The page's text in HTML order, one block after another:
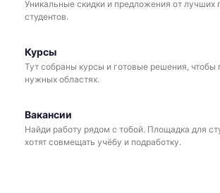
Уникальные скидки и предложения от лучших
студентов.
Курсы
Тут собраны курсы и готовые решения, чтобы
нужных областях.
Вакансии
Найди работу рядом с тобой. Площадка для
хотят совмещать учёбу и подработку.